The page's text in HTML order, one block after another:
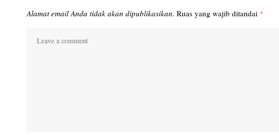
Alamat email Anda tidak akan dipublikasikan. Ruas yang wajib ditandai *